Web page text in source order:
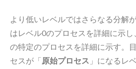
より低いレベルではさらなる分解
はレベル0のプロセスを詳細に示
の特定のプロセスを詳細に示す。
セスが「原始プロセス 」になるレ